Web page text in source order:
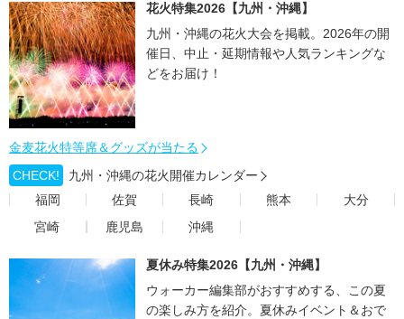
花火特集2026【九州・沖縄】
九州・沖縄の花火大会を掲載。2026年の開
催日、中止・延期情報や人気ランキングな
どをお届け！
金麦花火特等席＆グッズが当たる
CHECK!
九州・沖縄の花火開催カレンダー
福岡
佐賀 長崎 熊本
大分
宮崎
鹿児島 沖縄
夏休み特集2026【九州・沖縄】
ウォーカー編集部がおすすめする、この夏
の楽しみ方を紹介。夏休みイベント＆おで